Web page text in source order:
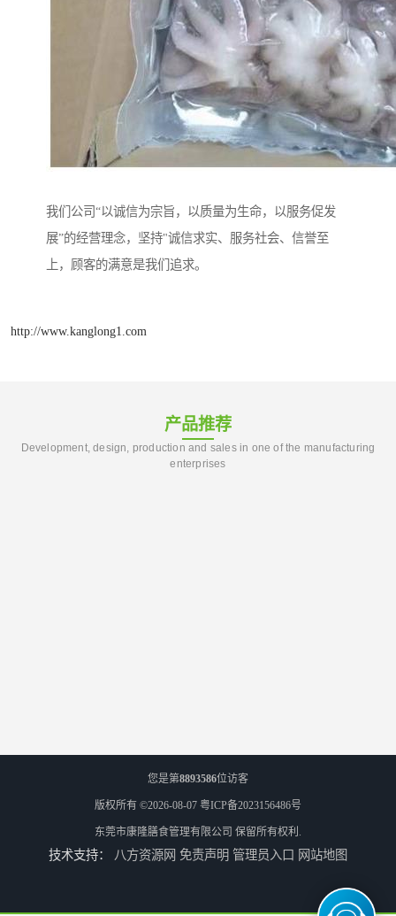
我们公司“以诚信为宗旨，以质量为生命，以服务促发
展”的经营理念，坚持"诚信求实、服务社会、信誉至
上，顾客的满意是我们追求。
http://www.kanglong1.com
产品推荐
Development, design, production and sales in one of the manufacturing
enterprises
您是第8893586位访客
版权所有 ©2026-08-07 粤ICP备2023156486号
东莞市康隆膳食管理有限公司 保留所有权利.
技术支持： 八方资源网 免责声明 管理员入口 网站地图